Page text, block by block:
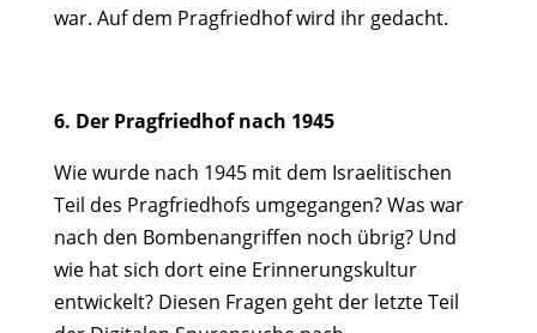
war. Auf dem Pragfriedhof wird ihr gedacht.
6. Der Pragfriedhof nach 1945
Wie wurde nach 1945 mit dem Israelitischen
Teil des Pragfriedhofs umgegangen? Was war
nach den Bombenangriffen noch übrig? Und
wie hat sich dort eine Erinnerungskultur
entwickelt? Diesen Fragen geht der letzte Teil